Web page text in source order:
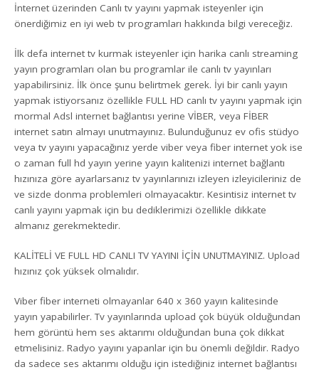
İnternet üzerinden Canlı tv yayını yapmak isteyenler için
önerdiğimiz en iyi web tv programları hakkında bilgi vereceğiz.
İlk defa internet tv kurmak isteyenler için harika canlı streaming
yayın programları olan bu programlar ile canlı tv yayınları
yapabilirsiniz. İlk önce şunu belirtmek gerek. İyi bir canlı yayın
yapmak istiyorsanız özellikle FULL HD canlı tv yayını yapmak için
mormal Adsl internet bağlantısı yerine VİBER, veya FİBER
internet satın almayı unutmayınız. Bulunduğunuz ev ofis stüdyo
veya tv yayını yapacağınız yerde viber veya fiber internet yok ise
o zaman full hd yayın yerine yayın kalitenizi internet bağlantı
hızınıza göre ayarlarsanız tv yayınlarınızı izleyen izleyicileriniz de
ve sizde donma problemleri olmayacaktır. Kesintisiz internet tv
canlı yayını yapmak için bu dediklerimizi özellikle dikkate
almanız gerekmektedir.
KALİTELİ VE FULL HD CANLI TV YAYINI İÇİN UNUTMAYINIZ. Upload
hızınız çok yüksek olmalıdır.
Viber fiber interneti olmayanlar 640 x 360 yayın kalitesinde
yayın yapabilirler. Tv yayınlarında upload çok büyük olduğundan
hem görüntü hem ses aktarımı olduğundan buna çok dikkat
etmelisiniz. Radyo yayını yapanlar için bu önemli değildir. Radyo
da sadece ses aktarımı olduğu için istediğiniz internet bağlantısı